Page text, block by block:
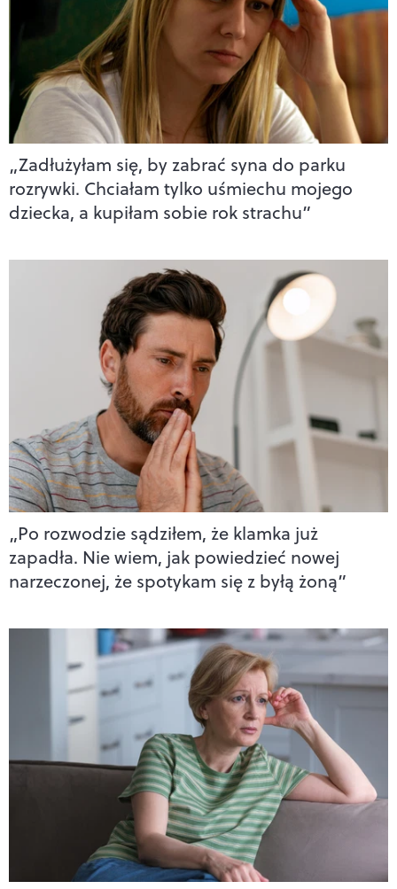
„Zadłużyłam się, by zabrać syna do parku
rozrywki. Chciałam tylko uśmiechu mojego
dziecka, a kupiłam sobie rok strachu”
„Po rozwodzie sądziłem, że klamka już
zapadła. Nie wiem, jak powiedzieć nowej
narzeczonej, że spotykam się z byłą żoną”